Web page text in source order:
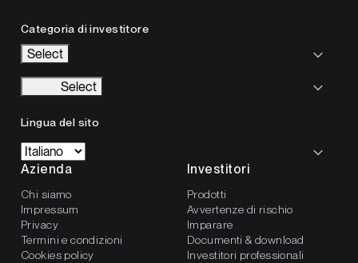
Categoria di investitore
Select
Select
Lingua del sito
Azienda
Chi siamo
Impressum
Privacy
Termini e condizioni
Cookies policy
Investitori
Prodotti
Avvertenze di rischio
Imparare
Documenti & download
Investitori professionali